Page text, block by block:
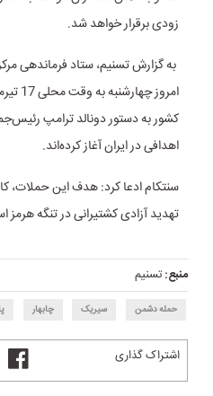
زودی برقرار خواهد شد.
به گزارش تسنیم، ستاد فرماندهی
امروز
کشور به دستور دونالد ترامپ
اهدافی در ایران آغاز کرده‌اند.
سنتکام ادعا کرد: هدف این حملات،
تهدید آزادی کشتیرانی در تنگه هرمز
منبع:تسنیم
حمله دشمن سیریک چابهار
اشتراک گذاری